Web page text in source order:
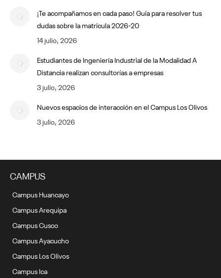
¡Te acompañamos en cada paso! Guía para resolver tus
dudas sobre la matrícula 2026-20
14 julio, 2026
Estudiantes de Ingeniería Industrial de la Modalidad A
Distancia realizan consultorías a empresas
3 julio, 2026
Nuevos espacios de interacción en el Campus Los Olivos
3 julio, 2026
CAMPUS
Campus Huancayo
Campus Arequipa
Campus Cusco
Campus Ayacucho
Campus Los Olivos
Campus Ica